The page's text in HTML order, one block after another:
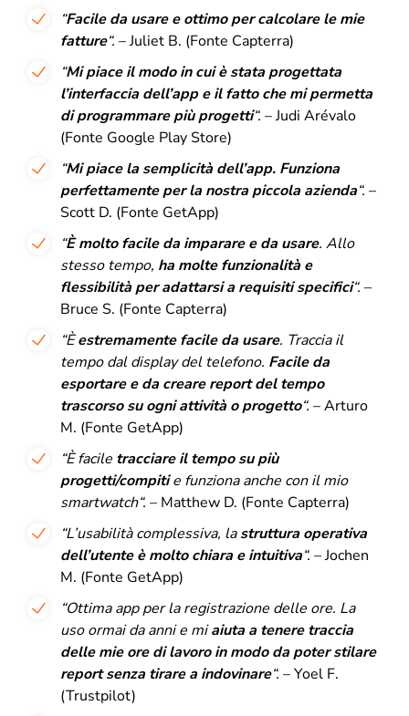
“Facile da usare e ottimo per calcolare le mie
fatture“. – Juliet B. (Fonte Capterra)
“Mi piace il modo in cui è stata progettata
l’interfaccia dell’app e il fatto che mi permetta
di programmare più progetti“. – Judi Arévalo
(Fonte Google Play Store)
“Mi piace la semplicità dell’app. Funziona
perfettamente per la nostra piccola azienda“. –
Scott D. (Fonte GetApp)
“È molto facile da imparare e da usare. Allo
stesso tempo, ha molte funzionalità e
flessibilità per adattarsi a requisiti specifici“. –
Bruce S. (Fonte Capterra)
“Èestremamente facile da usare. Traccia il
tempo dal display del telefono. Facile da
esportare e da creare report del tempo
trascorso su ogni attività o progetto“. – Arturo
M. (Fonte GetApp)
“È facile tracciare il tempo su più
progetti/compitie funziona anche con il mio
smartwatch“. – Matthew D. (Fonte Capterra)
“L’usabilità complessiva, lastruttura operativa
dell’utente è molto chiara e intuitiva“. – Jochen
M. (Fonte GetApp)
“Ottima app per la registrazione delle ore. La
uso ormai da anni e miaiuta a tenere traccia
delle mie ore di lavoro in modo da poter stilare
report senza tirare a indovinare“. – Yoel F.
(Trustpilot)